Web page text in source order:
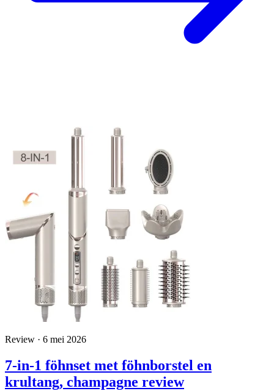
Review · 6 mei 2026
7-in-1 föhnset met föhnborstel en
krultang, champagne review